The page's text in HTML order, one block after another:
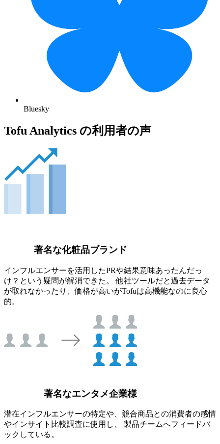
Bluesky
Tofu Analytics の利用者の声
著名な化粧品ブランド
インフルエンサーを活用したPRや結果意味あったんだっ
け？という疑問が解消できた。 他社ツールだと過去データ
が取れなかったり、価格が高いがTofuは高機能なのに良心
的。
著名なエンタメ企業様
潜在インフルエンサーの特定や、競合商品との消費者の感情
やインサイト比較調査に使用し、 製品チームへフィードバ
ックしている。